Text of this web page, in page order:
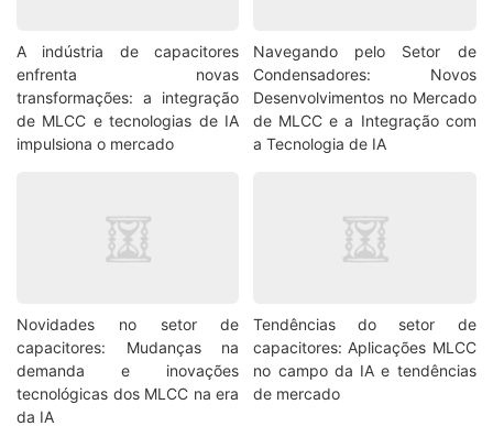
A indústria de capacitores
enfrenta novas
transformações: a integração
de MLCC e tecnologias de IA
impulsiona o mercado
Navegando pelo Setor de
Condensadores: Novos
Desenvolvimentos no Mercado
de MLCC e a Integração com
a Tecnologia de IA
Novidades no setor de
capacitores: Mudanças na
demanda e inovações
tecnológicas dos MLCC na era
da IA
Tendências do setor de
capacitores: Aplicações MLCC
no campo da IA e tendências
de mercado